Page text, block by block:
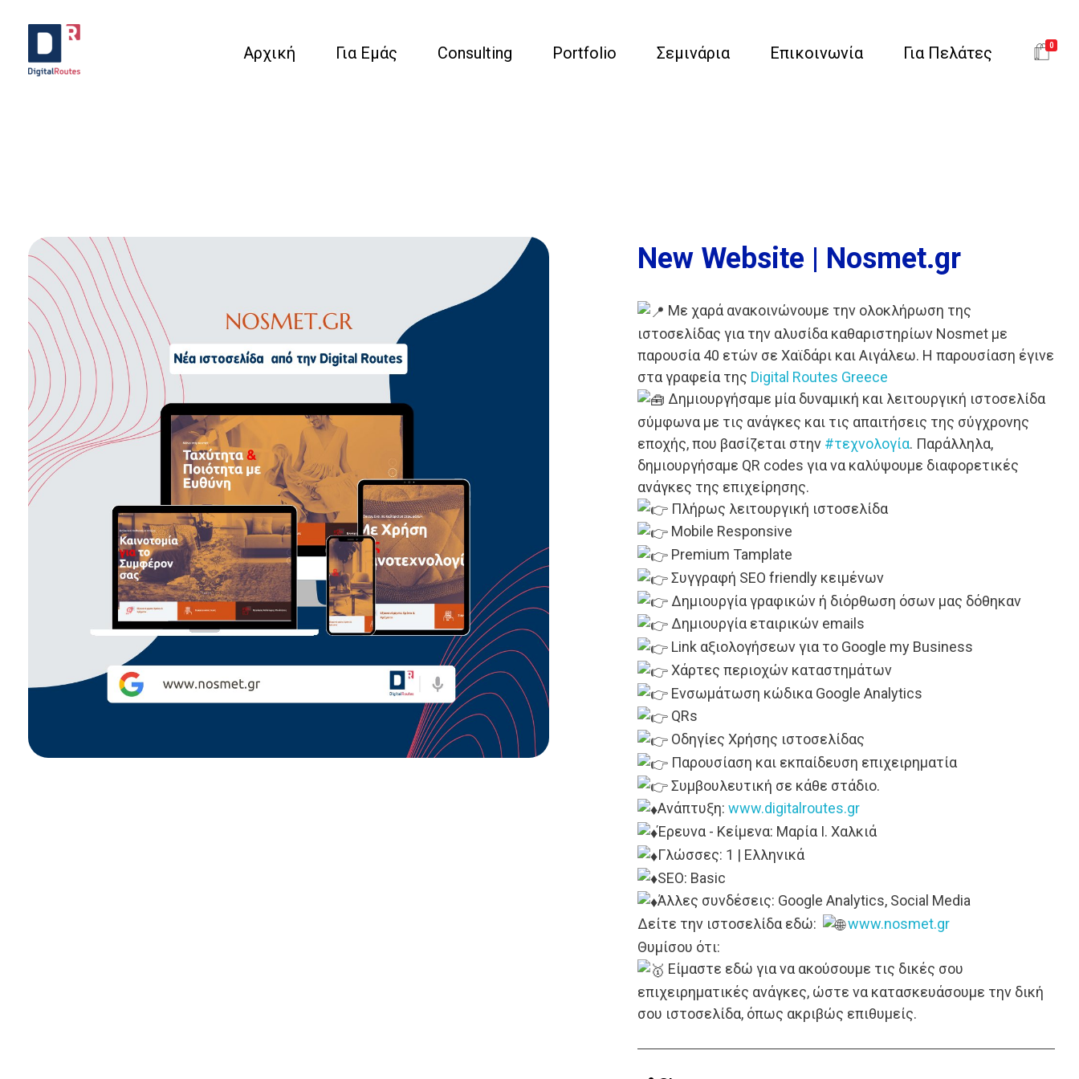
Αρχική Για Εμάς Consulting Portfolio Σεμινάρια Επικοινωνία Για Πελάτες 0
Νew Website | Nosmet.gr
Με χαρά ανακοινώνουμε την ολοκλήρωση της
ιστοσελίδας για την αλυσίδα καθαριστηρίων Nosmet με
παρουσία 40 ετών σε Χαϊδάρι και Αιγάλεω. Η παρουσίαση έγινε
στα γραφεία της Digital Routes Greece
Δημιουργήσαμε μία δυναμική και λειτουργική ιστοσελίδα
σύμφωνα με τις ανάγκες και τις απαιτήσεις της σύγχρονης
εποχής, που βασίζεται στην #τεχνολογία. Παράλληλα,
δημιουργήσαμε QR codes για να καλύψουμε διαφορετικές
ανάγκες της επιχείρησης.
Πλήρως λειτουργική ιστοσελίδα
Mobile Responsive
Premium Tamplate
Συγγραφή SEO friendly κειμένων
Δημιουργία γραφικών ή διόρθωση όσων μας δόθηκαν
Δημιουργία εταιρικών emails
Link αξιολογήσεων για το Google my Βusiness
Χάρτες περιοχών καταστημάτων
Eνσωμάτωση κώδικα Google Analytics
QRs
Oδηγίες Χρήσης ιστοσελίδας
Παρουσίαση και εκπαίδευση επιχειρηματία
Συμβουλευτική σε κάθε στάδιο.
Ανάπτυξη: www.digitalroutes.gr
Έρευνα - Κείμενα: Μαρία Ι. Χαλκιά
Γλώσσες: 1 | Ελληνικά
SEO: Basic
Άλλες συνδέσεις: Google Analytics, Social Media
Δείτε την ιστοσελίδα εδώ:
www.nosmet.gr
Θυμίσου ότι:
Eίμαστε εδώ για να ακούσουμε τις δικές σου
επιχειρηματικές ανάγκες, ώστε να κατασκευάσουμε την δική
σου ιστοσελίδα, όπως ακριβώς επιθυμείς.